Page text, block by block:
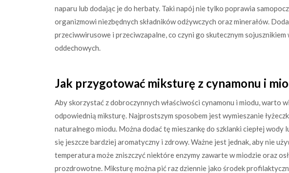
naparu lub dodając je do herbaty. Taki napój nie tylko poprawia
organizmowi niezbędnych składników odżywczych oraz minerałów.
przeciwwirusowe i przeciwzapalne, co czyni go skutecznym
oddechowych.
Jak przygotować miksturę z cynamonu i
Aby skorzystać z dobroczynnych właściwości cynamonu i miodu, warto
odpowiednią miksturę. Najprostszym sposobem jest wymieszanie
naturalnego miodu. Można dodać tę mieszankę do szklanki ciepłej wody
się jeszcze bardziej aromatyczny i zdrowy. Ważne jest jednak, aby nie
temperatura może zniszczyć niektóre enzymy zawarte w miodzie oraz
prozdrowotne. Miksturę można pić raz dziennie jako środek